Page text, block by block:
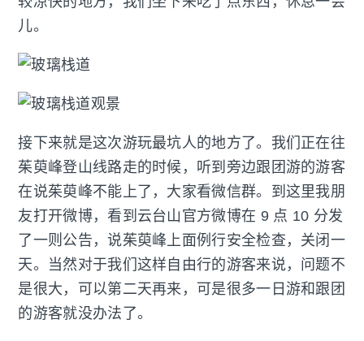
儿。
接下来就是这次游玩最坑人的地方了。我们正在往
茱萸峰登山线路走的时候，听到旁边跟团游的游客
在说茱萸峰不能上了，大家看微信群。到这里我朋
友打开微博，看到云台山官方微博在 9 点 10 分发
了一则公告，说茱萸峰上面例行安全检查，关闭一
天。当然对于我们这样自由行的游客来说，问题不
是很大，可以第二天再来，可是很多一日游和跟团
的游客就没办法了。